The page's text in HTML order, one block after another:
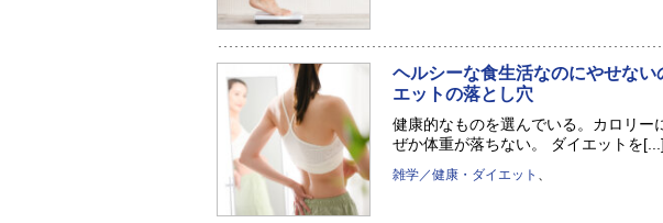
ヘルシーな食生活なのにやせな
エットの落とし穴
健康的なものを選んでいる。カロリー
ぜか体重が落ちない。 ダイエットを[...]
雑学／健康・ダイエット